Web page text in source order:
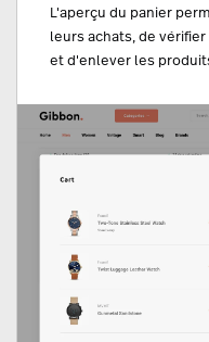
L'aperçu du panier
leurs achats, de
et d'enlever les